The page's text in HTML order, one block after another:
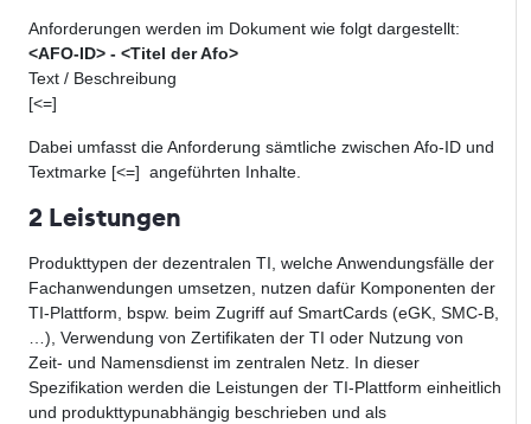
Anforderungen werden im Dokument wie folgt dargestellt:
<AFO-ID> - <Titel der Afo>
Text / Beschreibung
[<=]
Dabei umfasst die Anforderung sämtliche zwischen Afo-ID und
Textmarke [<=] angeführten Inhalte.
2 Leistungen
Produkttypen der dezentralen TI, welche Anwendungsfälle der
Fachanwendungen umsetzen, nutzen dafür Komponenten der
TI-Plattform, bspw. beim Zugriff auf SmartCards (eGK, SMC-B,
…), Verwendung von Zertifikaten der TI oder Nutzung von
Zeit- und Namensdienst im zentralen Netz. In dieser
Spezifikation werden die Leistungen der TI-Plattform einheitlich
und produkttypunabhängig beschrieben und als